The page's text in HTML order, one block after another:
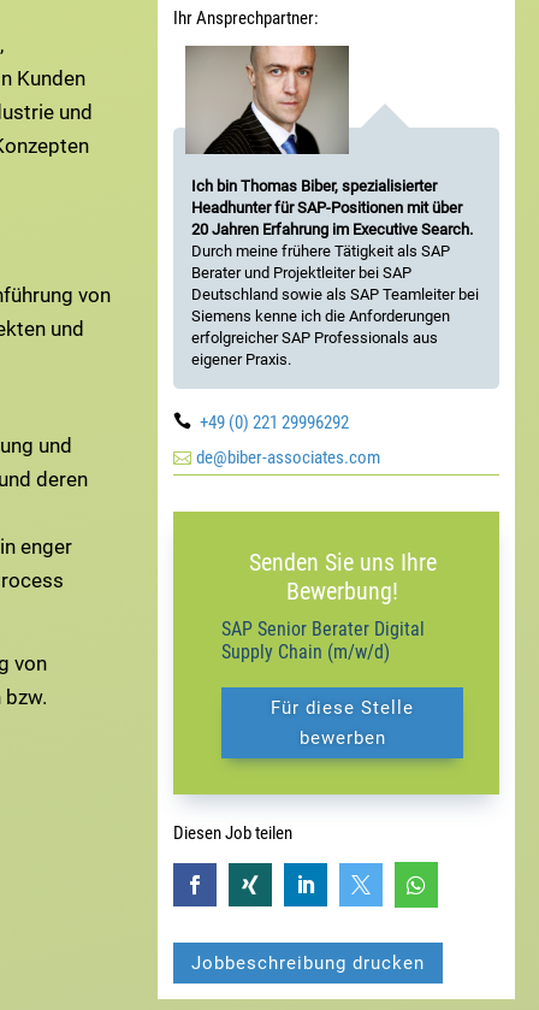
Kunden
und
von
und
und
deren
enger
von
Ihr Ansprechpartner:
Ich bin Thomas Biber, spezialisierter
Headhunter für SAP-Positionen mit über
20 Jahren Erfahrung im Executive Search.
Durch meine frühere Tätigkeit als SAP
Berater und Projektleiter bei SAP
Deutschland sowie als SAP Teamleiter bei
Siemens kenne ich die Anforderungen
erfolgreicher SAP Professionals aus
eigener Praxis.
 +49 (0) 221 29996292
de@biber-associates.com
Senden Sie uns Ihre
Bewerbung!
SAP Senior Berater Digital
Supply Chain (m/w/d)
Für diese Stelle
bewerben
Diesen Job teilen
    
Jobbeschreibung drucken